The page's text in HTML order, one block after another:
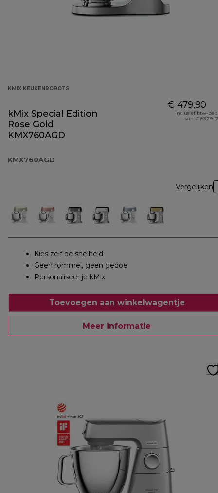
KMIX KEUKENROBOTS
kMix Special Edition
Rose Gold
KMX760AGD
KMX760AGD
€ 479,90
Inclusief btw-
van € 83,29
Vergelijken
Kies zelf de snelheid
Geen rommel, geen gedoe
Personaliseer je kMix
Toevoegen aan winkelwagentje
Meer informatie